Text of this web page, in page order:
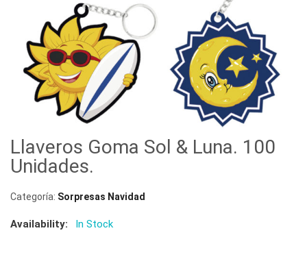
Llaveros Goma Sol & Luna. 100
Unidades.
Categoría: Sorpresas Navidad
Availability: In Stock